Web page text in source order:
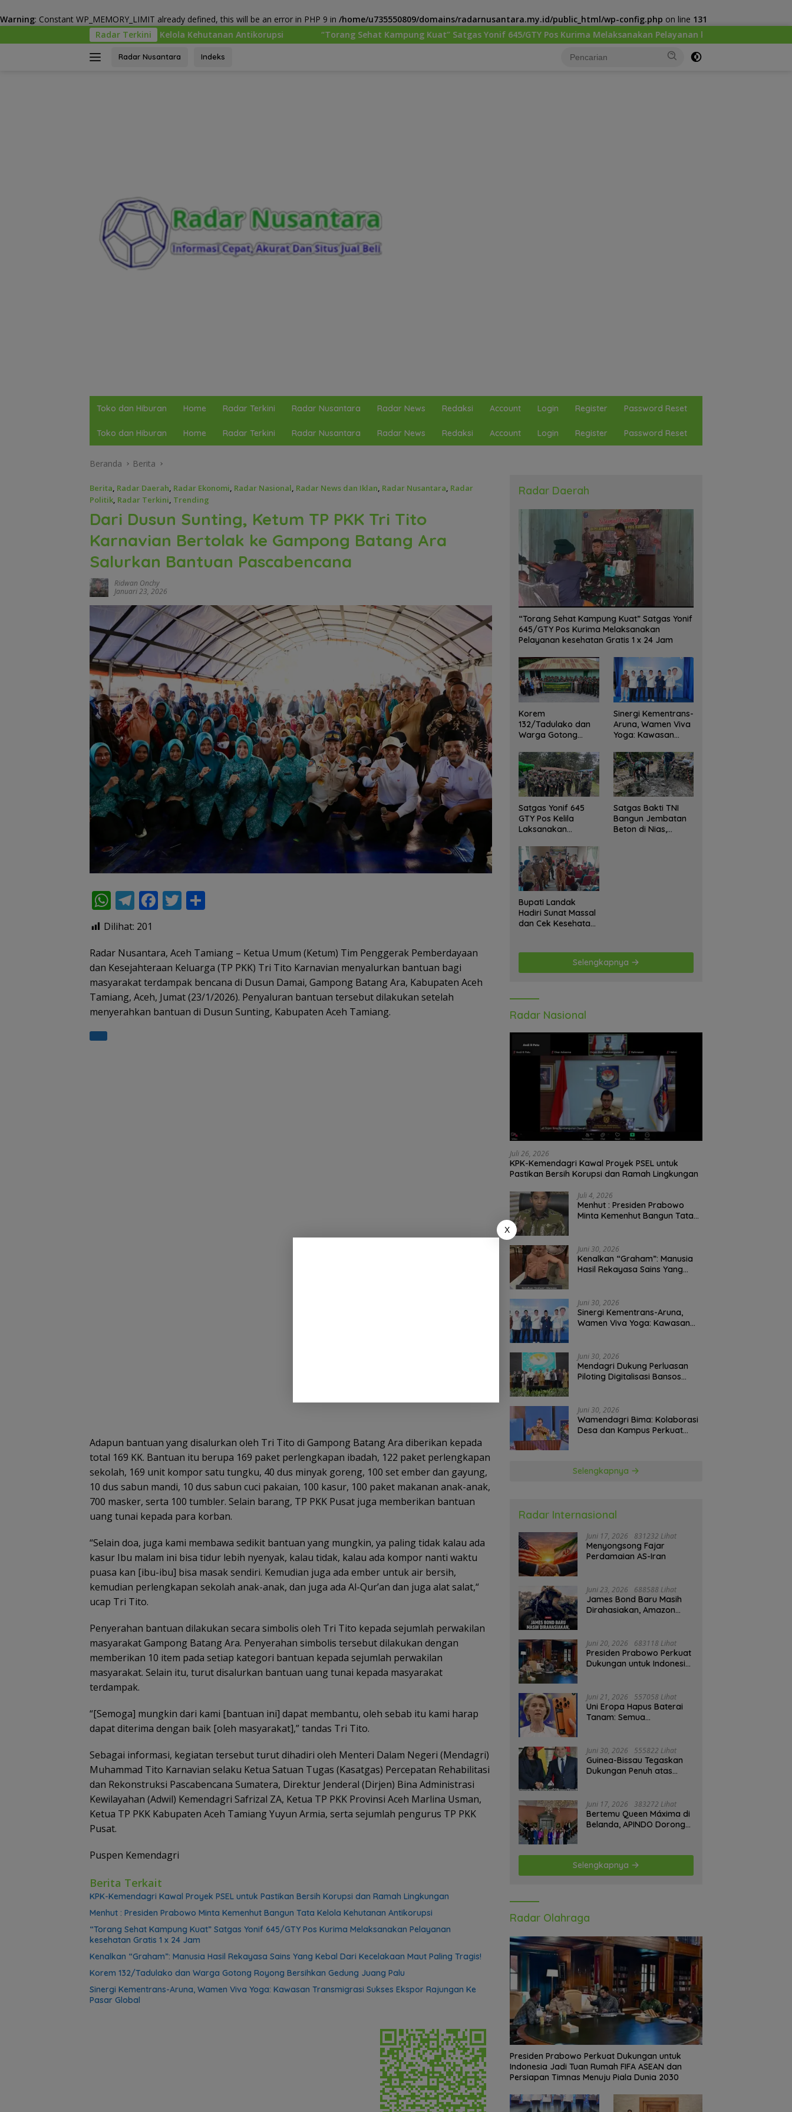
Warning: Constant WP_MEMORY_LIMIT already defined, this will be an error in PHP 9 in /home/u735550809/domains/radarnusantara.my.id/public_html/wp-config.php on line 131
ke
Radar Terkini
Tata Kelola Kehutanan Antikorupsi “Torang Sehat Kampung Kuat” Satgas Yonif 645/GTY Pos Kurima Melaksanakan Pelayanan kesehatan Gratis 1 x 24 Jam
Radar Nusantara Indeks
Toko dan Hiburan Home Radar Terkini Radar Nusantara Radar News Redaksi Account Login Register Password Reset
Toko dan Hiburan Home Radar Terkini Radar Nusantara Radar News Redaksi Account Login Register Password Reset
Beranda Berita
Berita, Radar Daerah, Radar Ekonomi, Radar Nasional, Radar News dan Iklan, Radar Nusantara, Radar
Politik, Radar Terkini, Trending
Dari Dusun Sunting, Ketum TP PKK Tri Tito
Karnavian Bertolak ke Gampong Batang Ara
Salurkan Bantuan Pascabencana
Ridwan Onchy
Januari 23, 2026
W
h
at
s
A
p
p
T
el
e
gr
a
m
F
b
o
o
k
T
er e
Dilihat: 201
Radar Nusantara, Aceh Tamiang – Ketua Umum (Ketum) Tim Penggerak Pemberdayaan
dan Kesejahteraan Keluarga (TP PKK) Tri Tito Karnavian menyalurkan bantuan bagi
masyarakat terdampak bencana di Dusun Damai, Gampong Batang Ara, Kabupaten Aceh
Tamiang, Aceh, Jumat (23/1/2026). Penyaluran bantuan tersebut dilakukan setelah
menyerahkan bantuan di Dusun Sunting, Kabupaten Aceh Tamiang.
Adapun bantuan yang disalurkan oleh Tri Tito di Gampong Batang Ara diberikan kepada
total 169 KK. Bantuan itu berupa 169 paket perlengkapan ibadah, 122 paket perlengkapan
sekolah, 169 unit kompor satu tungku, 40 dus minyak goreng, 100 set ember dan gayung,
10 dus sabun mandi, 10 dus sabun cuci pakaian, 100 kasur, 100 paket makanan anak-anak,
700 masker, serta 100 tumbler. Selain barang, TP PKK Pusat juga memberikan bantuan
uang tunai kepada para korban.
“Selain doa, juga kami membawa sedikit bantuan yang mungkin, ya paling tidak kalau ada
kasur Ibu malam ini bisa tidur lebih nyenyak, kalau tidak, kalau ada kompor nanti waktu
puasa kan [ibu-ibu] bisa masak sendiri. Kemudian juga ada ember untuk air bersih,
kemudian perlengkapan sekolah anak-anak, dan juga ada Al-Qur’an dan juga alat salat,“
ucap Tri Tito.
Penyerahan bantuan dilakukan secara simbolis oleh Tri Tito kepada sejumlah perwakilan
masyarakat Gampong Batang Ara. Penyerahan simbolis tersebut dilakukan dengan
memberikan 10 item pada setiap kategori bantuan kepada sejumlah perwakilan
masyarakat. Selain itu, turut disalurkan bantuan uang tunai kepada masyarakat
terdampak.
“[Semoga] mungkin dari kami [bantuan ini] dapat membantu, oleh sebab itu kami harap
dapat diterima dengan baik [oleh masyarakat],” tandas Tri Tito.
Sebagai informasi, kegiatan tersebut turut dihadiri oleh Menteri Dalam Negeri (Mendagri)
Muhammad Tito Karnavian selaku Ketua Satuan Tugas (Kasatgas) Percepatan Rehabilitasi
dan Rekonstruksi Pascabencana Sumatera, Direktur Jenderal (Dirjen) Bina Administrasi
Kewilayahan (Adwil) Kemendagri Safrizal ZA, Ketua TP PKK Provinsi Aceh Marlina Usman,
Ketua TP PKK Kabupaten Aceh Tamiang Yuyun Armia, serta sejumlah pengurus TP PKK
Pusat.
Puspen Kemendagri
Berita Terkait
KPK-Kemendagri Kawal Proyek PSEL untuk Pastikan Bersih Korupsi dan Ramah Lingkungan
Menhut : Presiden Prabowo Minta Kemenhut Bangun Tata Kelola Kehutanan Antikorupsi
“Torang Sehat Kampung Kuat” Satgas Yonif 645/GTY Pos Kurima Melaksanakan Pelayanan
kesehatan Gratis 1 x 24 Jam
Kenalkan “Graham”: Manusia Hasil Rekayasa Sains Yang Kebal Dari Kecelakaan Maut Paling Tragis!
Korem 132/Tadulako dan Warga Gotong Royong Bersihkan Gedung Juang Palu
Sinergi Kementrans-Aruna, Wamen Viva Yoga: Kawasan Transmigrasi Sukses Ekspor Rajungan Ke
Pasar Global
Radar Daerah
“Torang Sehat Kampung Kuat” Satgas Yonif
645/GTY Pos Kurima Melaksanakan
Pelayanan kesehatan Gratis 1 x 24 Jam
Korem
132/Tadulako dan
Warga Gotong
Gedung Juang Palu
Sinergi Kementrans-
Aruna, Wamen Viva
Yoga: Kawasan
Sukses Ekspor
Rajungan Ke Pasar
Global
Satgas Yonif 645
GTY Pos Kelila
Laksanakan
Anjangsana
Ketempat Tokoh
Adat dan Lurah
Satgas Bakti TNI
Bangun Jembatan
Beton di Nias,
Bupati Landak
Hadiri Sunat Massal
dan Cek Kesehatan
Kegiatan
Selengkapnya
Radar Nasional
Juli 26, 2026
KPK-Kemendagri Kawal Proyek PSEL untuk
Pastikan Bersih Korupsi dan Ramah Lingkungan
Juli 4, 2026
Menhut : Presiden Prabowo
Minta Kemenhut Bangun Tata
Juni 30, 2026
Kenalkan “Graham”: Manusia
Hasil Rekayasa Sains Yang
Juni 30, 2026
Sinergi Kementrans-Aruna,
Wamen Viva Yoga: Kawasan
Juni 30, 2026
Mendagri Dukung Perluasan
Piloting Digitalisasi Bansos
Juni 30, 2026
Wamendagri Bima: Kolaborasi
Desa dan Kampus Perkuat
Selengkapnya
Radar Internasional
Juni 17, 2026 831232 Lihat
Menyongsong Fajar
Perdamaian AS-Iran
Juni 23, 2026 688588 Lihat
James Bond Baru Masih
Dirahasiakan, Amazon
Juni 20, 2026 683118 Lihat
Presiden Prabowo Perkuat
Dukungan untuk Indonesia
Timnas Menuju Piala Dunia
2030
Juni 21, 2026 557058 Lihat
Uni Eropa Hapus Baterai
Tanam: Semua
Juni 30, 2026 555822 Lihat
Guinea-Bissau Tegaskan
Dukungan Penuh atas
Juni 17, 2026 383272 Lihat
Bertemu Queen Máxima di
Belanda, APINDO Dorong
Selengkapnya
Radar Olahraga
Presiden Prabowo Perkuat Dukungan untuk
Indonesia Jadi Tuan Rumah FIFA ASEAN dan
Persiapan Timnas Menuju Piala Dunia 2030
X